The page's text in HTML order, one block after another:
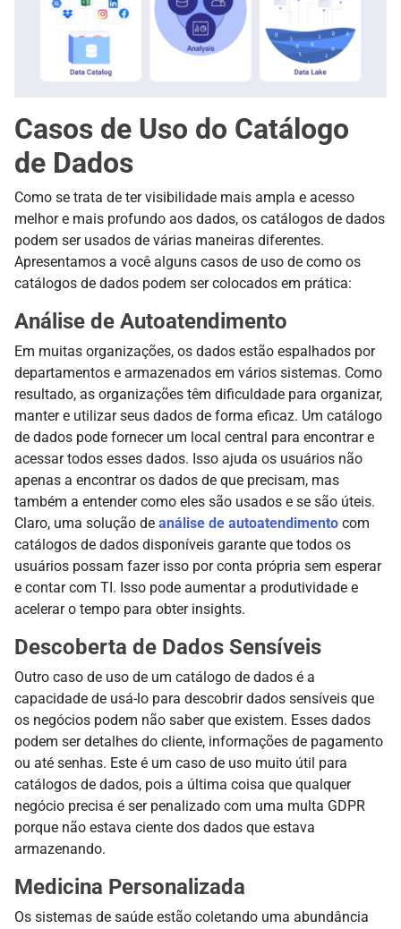
Casos de Uso do Catálogo
de Dados
Como se trata de ter visibilidade mais ampla e acesso
melhor e mais profundo aos dados, os catálogos de dados
podem ser usados de várias maneiras diferentes.
Apresentamos a você alguns casos de uso de como os
catálogos de dados podem ser colocados em prática:
Análise de Autoatendimento
Em muitas organizações, os dados estão espalhados por
departamentos e armazenados em vários sistemas. Como
resultado, as organizações têm dificuldade para organizar,
manter e utilizar seus dados de forma eficaz. Um catálogo
de dados pode fornecer um local central para encontrar e
acessar todos esses dados. Isso ajuda os usuários não
apenas a encontrar os dados de que precisam, mas
também a entender como eles são usados e se são úteis.
Claro, uma solução de análise de autoatendimento com
catálogos de dados disponíveis garante que todos os
usuários possam fazer isso por conta própria sem esperar
e contar com TI. Isso pode aumentar a produtividade e
acelerar o tempo para obter insights.
Descoberta de Dados Sensíveis
Outro caso de uso de um catálogo de dados é a
capacidade de usá-lo para descobrir dados sensíveis que
os negócios podem não saber que existem. Esses dados
podem ser detalhes do cliente, informações de pagamento
ou até senhas. Este é um caso de uso muito útil para
catálogos de dados, pois a última coisa que qualquer
negócio precisa é ser penalizado com uma multa GDPR
porque não estava ciente dos dados que estava
armazenando.
Medicina Personalizada
Os sistemas de saúde estão coletando uma abundância